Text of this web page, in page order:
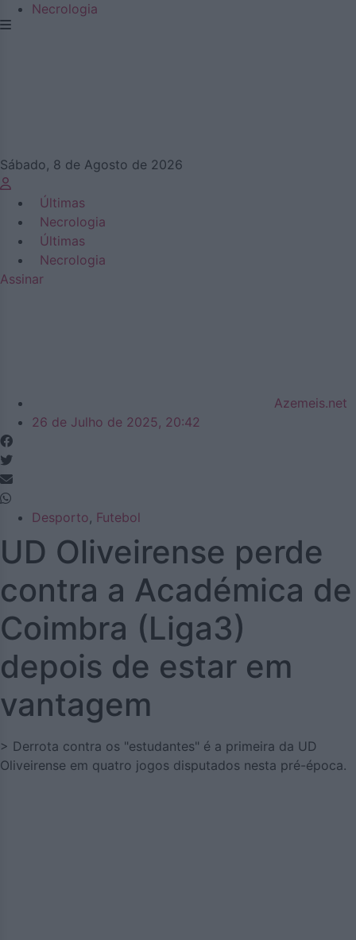
Necrologia
Sábado, 8 de Agosto de 2026
Últimas
Necrologia
Últimas
Necrologia
Assinar
Azemeis.net
26 de Julho de 2025, 20:42
Desporto, Futebol
UD Oliveirense perde
contra a Académica de
Coimbra (Liga3)
depois de estar em
vantagem
> Derrota contra os "estudantes" é a primeira da UD
Oliveirense em quatro jogos disputados nesta pré-época.